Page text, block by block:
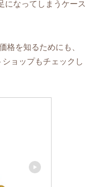
になってしまうケース
格を知るためにも、
ョップもチェックし